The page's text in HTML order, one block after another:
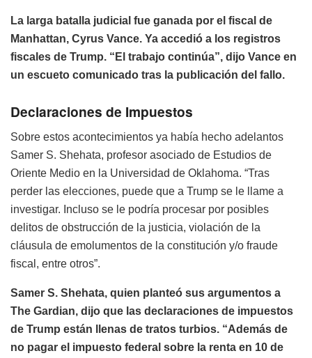
La larga batalla judicial fue ganada por el fiscal de
Manhattan, Cyrus Vance. Ya accedió a los registros
fiscales de Trump. “El trabajo continúa”, dijo Vance en
un escueto comunicado tras la publicación del fallo.
Declaraciones de Impuestos
Sobre estos acontecimientos ya había hecho adelantos
Samer S. Shehata, profesor asociado de Estudios de
Oriente Medio en la Universidad de Oklahoma. “Tras
perder las elecciones, puede que a Trump se le llame a
investigar. Incluso se le podría procesar por posibles
delitos de obstrucción de la justicia, violación de la
cláusula de emolumentos de la constitución y/o fraude
fiscal, entre otros”.
Samer S. Shehata, quien planteó sus argumentos a
The Gardian, dijo que las declaraciones de impuestos
de Trump están llenas de tratos turbios. “Además de
no pagar el impuesto federal sobre la renta en 10 de